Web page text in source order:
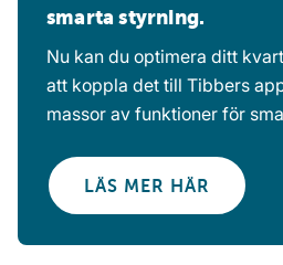
smarta styrning.
Nu kan du optimera ditt
att koppla det till Tibbers
massor av funktioner för
LÄS MER HÄR